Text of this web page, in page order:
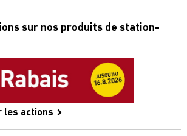
sur nos produits de station-
les actions